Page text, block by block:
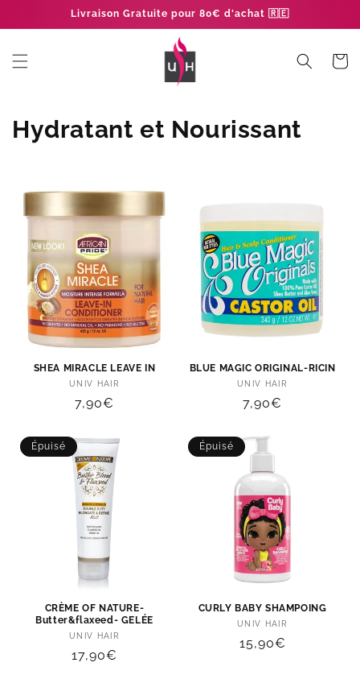
au
Livraison Gratuite pour 80€ d'achat 🇷🇪
Panier
C
Hydratant et Nourissant
SHEA MIRACLE LEAVE IN
Distributeur :
UNIV HAIR
Prix
7,90€
BLUE MAGIC ORIGINAL-RICIN
Distributeur :
UNIV HAIR
Prix
7,90€
Épuisé
CRÈME OF NATURE-
Butter&flaxeed- GELÉE
Distributeur :
UNIV HAIR
Prix
17,90€
Épuisé
CURLY BABY SHAMPOING
Distributeur :
UNIV HAIR
Prix
15,90€